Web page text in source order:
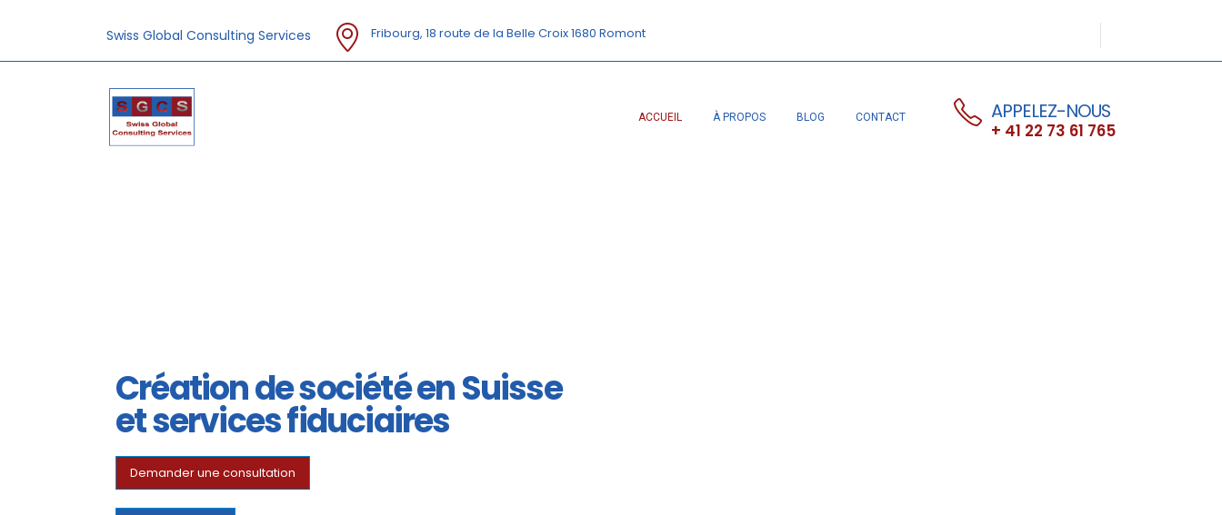
Swiss Global Consulting Services Fribourg, 18 route de la Belle Croix 1680 Romont
ACCUEIL À PROPOS BLOG CONTACT APPELEZ-NOUS
+ 41 22 73 61 765
Création de société en Suisse
et services fiduciaires
Demander une consultation